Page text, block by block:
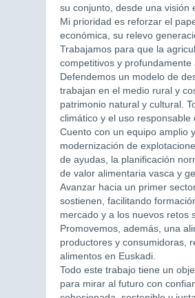
su conjunto, desde una visión
Mi prioridad es reforzar el
económica, su relevo
Trabajamos para que la
competitivos y
Defendemos un modelo de
trabajan en el medio rural y
patrimonio natural y cultural.
climático y el uso responsable
Cuento con un equipo amplio
modernización de
de ayudas, la planificación
de valor alimentaria vasca y
Avanzar hacia un primer
sostienen, facilitando
mercado y a los nuevos retos
Promovemos, además, una
productores y consumidoras,
alimentos en Euskadi.
Todo este trabajo tiene un
para mirar al futuro con